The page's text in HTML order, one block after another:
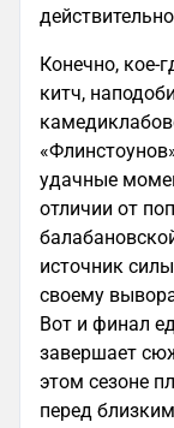
Конечно,
китч,
удачные
отличии от
источник
своему
Вот и финал
завершает
этом сезоне
перед